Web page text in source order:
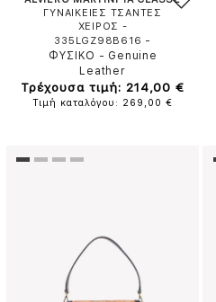
ΓΥΝΑΙΚΕΙΕΣ ΤΣΑΝΤΕΣ
ΧΕΙΡΟΣ -
335LGZ98B616 -
ΦΥΣΙΚΟ - Genuine
Leather
Τρέχουσα τιμή: 214,00 €
Τιμή καταλόγου: 269,00 €